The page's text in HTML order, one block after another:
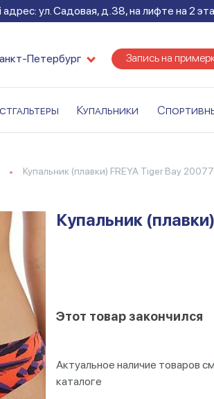
ул. Садовая, д.38, на лифте на 2
Петербург Запись на
Купальники
Купальник (плавки) FREYA Tiger Bay
Купальник
Этот товар закончился
Актуальное наличие товаров
каталоге